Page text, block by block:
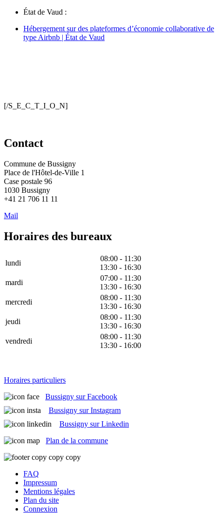
État de Vaud :
Hébergement sur des plateformes d’économie collaborative de
type Airbnb | État de Vaud
[/S_E_C_T_I_O_N]
Contact
Commune de Bussigny
Place de l'Hôtel-de-Ville 1
Case postale 96
1030 Bussigny
+41 21 706 11 11
Mail
Horaires des bureaux
lundi
08:00 - 11:30
13:30 - 16:30
mardi
07:00 - 11:30
13:30 - 16:30
mercredi
08:00 - 11:30
13:30 - 16:30
jeudi
08:00 - 11:30
13:30 - 16:30
vendredi
08:00 - 11:30
13:30 - 16:00
Horaires particuliers
Bussigny sur Facebook
Bussigny sur Instagram
Bussigny sur Linkedin
Plan de la commune
FAQ
Impressum
Mentions légales
Plan du site
Connexion